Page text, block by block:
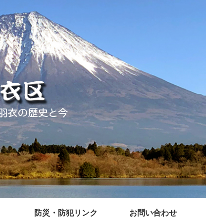
防災・防犯リンク お問い合わせ